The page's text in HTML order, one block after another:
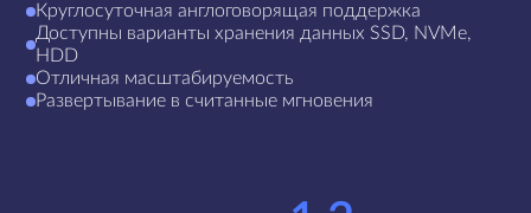
Круглосуточная англоговорящая поддержка
Доступны варианты хранения данных SSD, NVMe,
HDD
Отличная масштабируемость
Развертывание в считанные мгновения